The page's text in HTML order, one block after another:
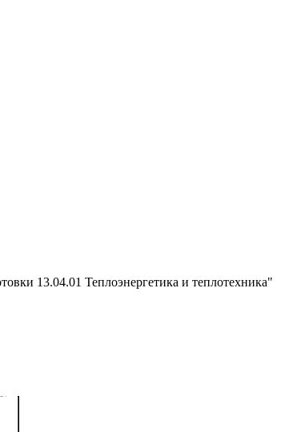
13.04.01 Теплоэнергетика и теплотехника"